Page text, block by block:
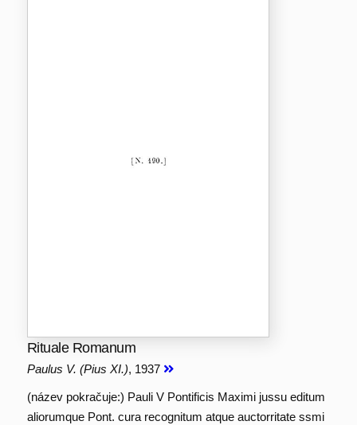
Rituale Romanum
Paulus V. (Pius XI.), 1937
(název pokračuje:) Pauli V Pontificis Maximi jussu editum
aliorumque Pont. cura recognitum atque auctorritate ssmi